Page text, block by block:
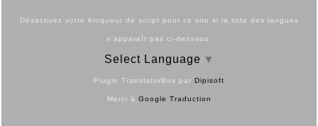
Désactivez votre bloqueur de script pour ce site si la liste des langues
n'apparaît pas ci-dessous.
Select Language ▼
Plugin TranslatorBox par Dipisoft
Merci à Google Traduction